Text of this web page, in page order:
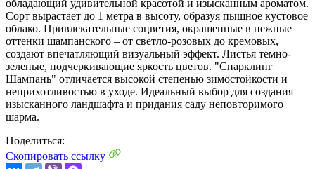
обладающий удивительной красотой и изысканным ароматом.
Сорт вырастает до 1 метра в высоту, образуя пышное кустовое
облако. Привлекательные соцветия, окрашенные в нежные
оттенки шампанского – от светло-розовых до кремовых,
создают впечатляющий визуальный эффект. Листья темно-
зеленые, подчеркивающие яркость цветов. "Спарклинг
Шампань" отличается высокой степенью зимостойкости и
неприхотливостью в уходе. Идеальный выбор для создания
изысканного ландшафта и придания саду неповторимого
шарма.
Поделиться:
Скопировать ссылку